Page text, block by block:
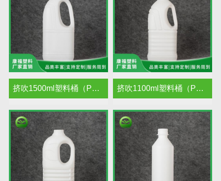
挤吹1500ml塑料桶（PE） 挤吹1100ml塑料桶（PE）